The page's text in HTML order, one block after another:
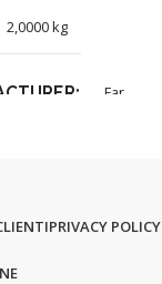
2,0000 kg
Far
PRIVACY POLICY